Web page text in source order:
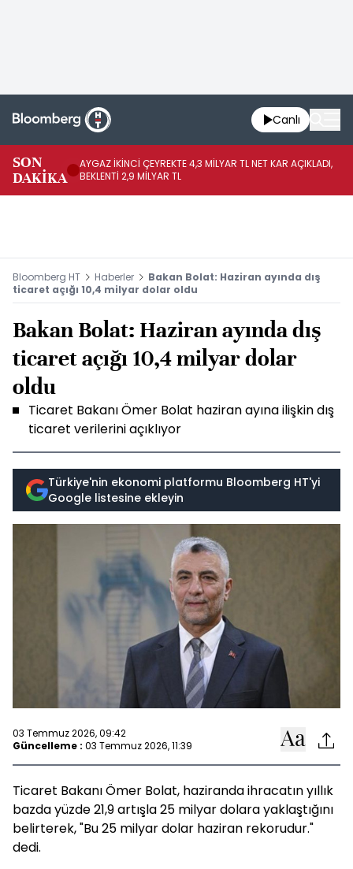
Canlı
SON
DAKİKA
AYGAZ İKİNCİ ÇEYREKTE 4,3 MİLYAR TL NET KAR AÇIKLADI,
BEKLENTİ 2,9 MİLYAR TL
Bloomberg HT Haberler
Bakan Bolat: Haziran ayında dış
ticaret açığı 10,4 milyar dolar oldu
Bakan Bolat: Haziran ayında dış
ticaret açığı 10,4 milyar dolar
oldu
Ticaret Bakanı Ömer Bolat haziran ayına ilişkin dış
ticaret verilerini açıklıyor
Türkiye'nin ekonomi platformu Bloomberg HT'yi
Google listesine ekleyin
03 Temmuz 2026, 09:42
Güncelleme : 03 Temmuz 2026, 11:39
Ticaret Bakanı Ömer Bolat, haziranda ihracatın yıllık
bazda yüzde 21,9 artışla 25 milyar dolara yaklaştığını
belirterek, "Bu 25 milyar dolar haziran rekorudur."
dedi.